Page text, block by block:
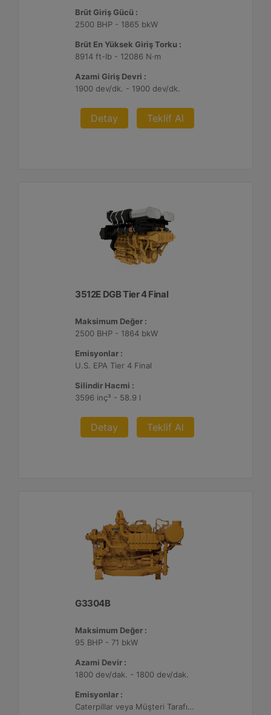
Brüt Giriş Gücü :
2500 BHP - 1865 bkW
Brüt En Yüksek Giriş Torku :
8914 ft-lb - 12086 N·m
Azami Giriş Devri :
1900 dev/dk. - 1900 dev/dk.
Detay Teklif Al
3512E DGB Tier 4 Final
Maksimum Değer :
2500 BHP - 1864 bkW
Emisyonlar :
U.S. EPA Tier 4 Final
Silindir Hacmi :
3596 inç³ - 58.9 l
Detay Teklif Al
G3304B
Maksimum Değer :
95 BHP - 71 bkW
Azami Devir :
1800 dev/dak. - 1800 dev/dak.
Emisyonlar :
Caterpillar veya Müşteri Tarafından Sağlanan AFRC ve Müşteri Tarafından Sağlanan Atık Arıtma ile NSPS Saha Uyumluluğuna Sahiptir, 0,5 ve 1,0 g/bhp-sa. NOx